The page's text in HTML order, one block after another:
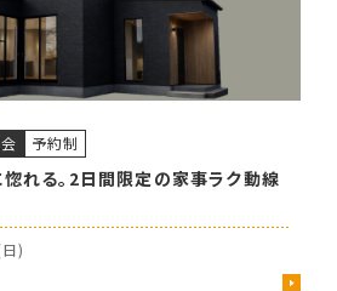
予約制
惚れる。2日間限定の家事ラク動線
)